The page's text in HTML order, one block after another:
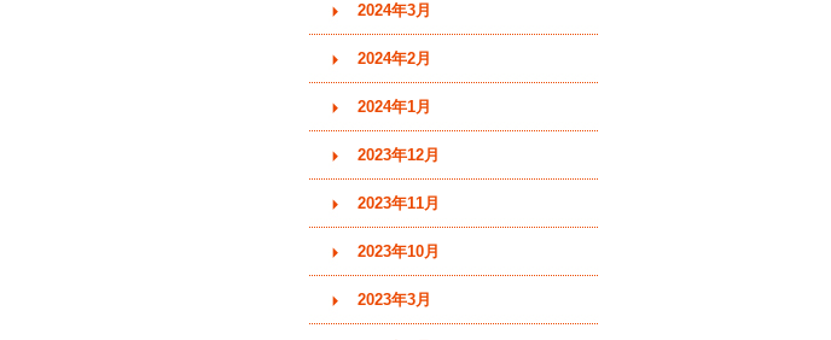
2024年3月
2024年2月
2024年1月
2023年12月
2023年11月
2023年10月
2023年3月